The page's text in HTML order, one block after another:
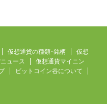
仮想通貨の種類･銘柄
仮想
ュース
仮想通貨マイニン
ビットコイン谷について